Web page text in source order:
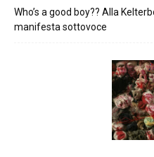
Who’s a good boy?? Alla
manifesta sottovoce